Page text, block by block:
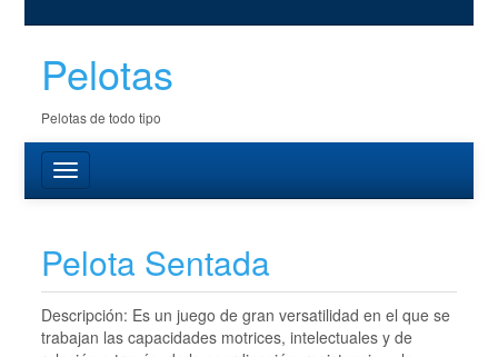
Pelotas
Pelotas de todo tipo
Pelota Sentada
Descripción: Es un juego de gran versatilidad en el que se
trabajan las capacidades motrices, intelectuales y de